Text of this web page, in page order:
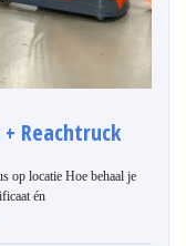
Reachtruck
op locatie Hoe behaal je
én